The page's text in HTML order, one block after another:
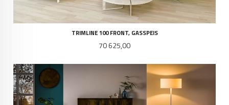
TRIMLINE 100 FRONT, GASSPEIS
Pris
70 625,00